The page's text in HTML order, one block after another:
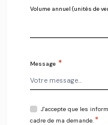
Volume annuel (unités de
Message *
R
G
P
J'accepte que les
cadre de ma demande. *